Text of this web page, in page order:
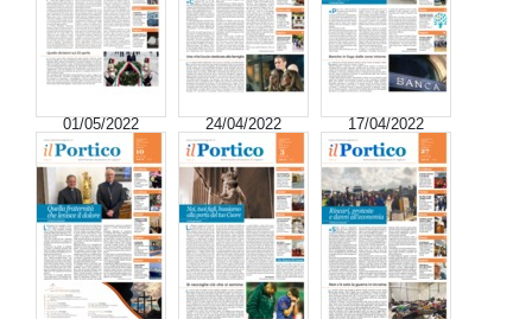
01/05/2022 24/04/2022 17/04/2022